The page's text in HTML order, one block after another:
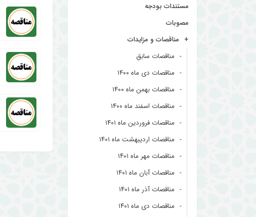
مستندات بودجه
مصوبات
مناقصات و مزایدات
مناقصات سابق
مناقصات دی ماه ۱۴۰۰
مناقصات بهمن ماه ۱۴۰۰
مناقصات اسفند ماه ۱۴۰۰
مناقصات فروردین ماه ۱۴۰۱
مناقصات اردیبهشت ماه ۱۴۰۱
مناقصات مهر ماه ۱۴۰۱
مناقصات آبان ماه ۱۴۰۱
مناقصات آذر ماه ۱۴۰۱
مناقصات دی ماه ۱۴۰۱